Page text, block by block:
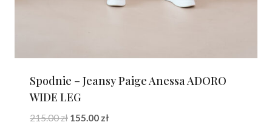
Spodnie – Jeansy Paige Anessa ADORO
WIDE LEG
215.00zł Pierwotna
155.00 złAktualna